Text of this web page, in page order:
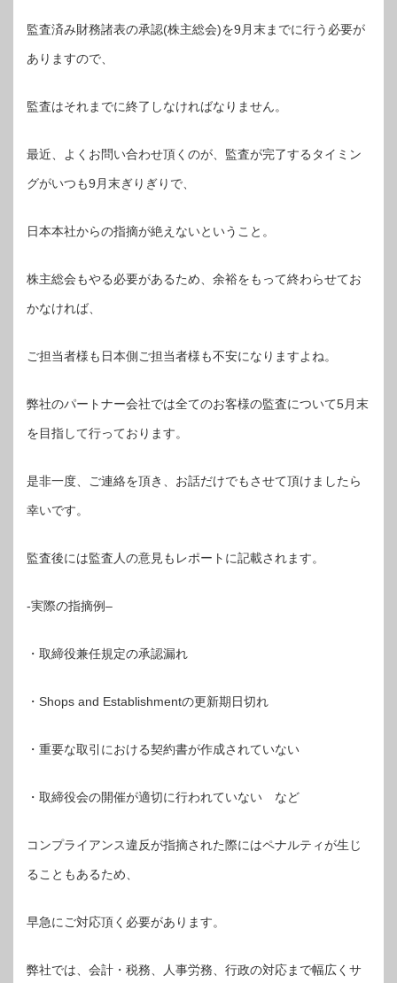
監査済み財務諸表の承認(株主総会)を9月末までに行う必要が
ありますので、
監査はそれまでに終了しなければなりません。
最近、よくお問い合わせ頂くのが、監査が完了するタイミン
グがいつも9月末ぎりぎりで、
日本本社からの指摘が絶えないということ。
株主総会もやる必要があるため、余裕をもって終わらせてお
かなければ、
ご担当者様も日本側ご担当者様も不安になりますよね。
弊社のパートナー会社では全てのお客様の監査について5月末
を目指して行っております。
是非一度、ご連絡を頂き、お話だけでもさせて頂けましたら
幸いです。
監査後には監査人の意見もレポートに記載されます。
-実際の指摘例–
・取締役兼任規定の承認漏れ
・Shops and Establishmentの更新期日切れ
・重要な取引における契約書が作成されていない
・取締役会の開催が適切に行われていない など
コンプライアンス違反が指摘された際にはペナルティが生じ
ることもあるため、
早急にご対応頂く必要があります。
弊社では、会計・税務、人事労務、行政の対応まで幅広くサ